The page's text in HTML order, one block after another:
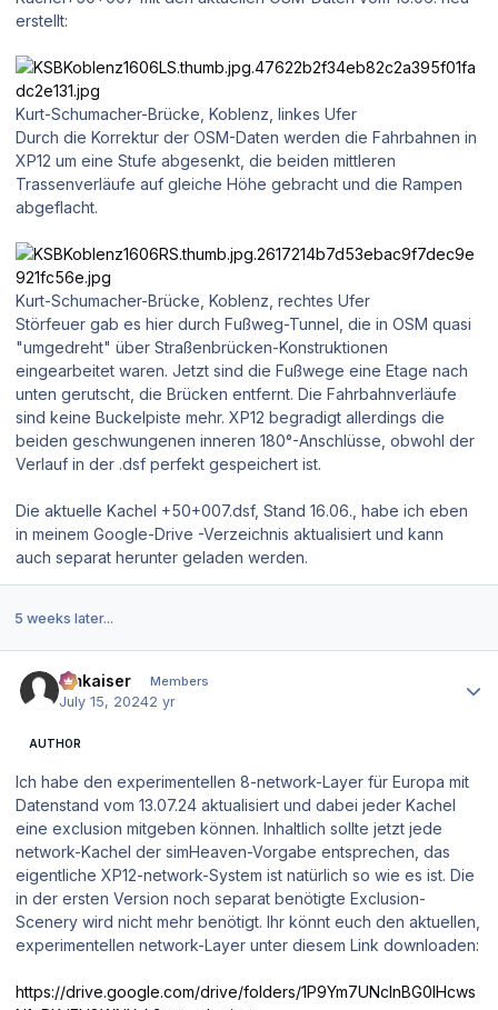
erstellt:
Kurt-Schumacher-Brücke, Koblenz, linkes Ufer
Durch die Korrektur der OSM-Daten werden die Fahrbahnen in
XP12 um eine Stufe abgesenkt, die beiden mittleren
Trassenverläufe auf gleiche Höhe gebracht und die Rampen
abgeflacht.
Kurt-Schumacher-Brücke, Koblenz, rechtes Ufer
Störfeuer gab es hier durch Fußweg-Tunnel, die in OSM quasi
"umgedreht" über Straßenbrücken-Konstruktionen
eingearbeitet waren. Jetzt sind die Fußwege eine Etage nach
unten gerutscht, die Brücken entfernt. Die Fahrbahnverläufe
sind keine Buckelpiste mehr. XP12 begradigt allerdings die
beiden geschwungenen inneren 180°-Anschlüsse, obwohl der
Verlauf in der .dsf perfekt gespeichert ist.
Die aktuelle Kachel +50+007.dsf, Stand 16.06., habe ich eben
in meinem Google-Drive -Verzeichnis aktualisiert und kann
auch separat herunter geladen werden.
5 weeks later...
hmkaiser Members
July 15, 20242 yr
AUTHOR
Ich habe den experimentellen 8-network-Layer für Europa mit
Datenstand vom 13.07.24 aktualisiert und dabei jeder Kachel
eine exclusion mitgeben können. Inhaltlich sollte jetzt jede
network-Kachel der simHeaven-Vorgabe entsprechen, das
eigentliche XP12-network-System ist natürlich so wie es ist. Die
in der ersten Version noch separat benötigte Exclusion-
Scenery wird nicht mehr benötigt. Ihr könnt euch den aktuellen,
experimentellen network-Layer unter diesem Link downloaden:
https://drive.google.com/drive/folders/1P9Ym7UNclnBG0lHcws